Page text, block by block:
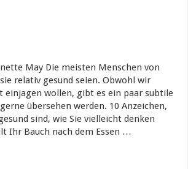
May Die meisten Menschen von
relativ gesund seien. Obwohl wir
einjagen wollen, gibt es ein paar subtile
übersehen werden. 10 Anzeichen,
sind, wie Sie vielleicht denken
Ihr Bauch nach dem Essen …